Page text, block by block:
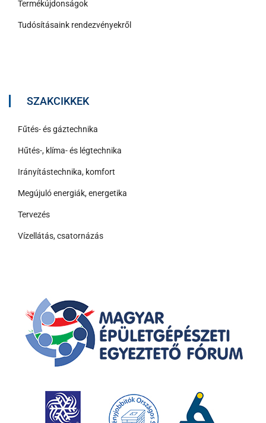
Termékújdonságok
Tudósításaink rendezvényekről
SZAKCIKKEK
Fűtés- és gáztechnika
Hűtés-, klíma- és légtechnika
Irányítástechnika, komfort
Megújuló energiák, energetika
Tervezés
Vízellátás, csatornázás